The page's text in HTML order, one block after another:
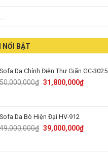
NỔI BẬT
Sofa Da Chỉnh Điện Thư Giãn GC-3025
50,000,000₫ Original
31,800,000₫Current
Sofa Da Bò Hiện Đại HV-912
49,000,000₫ Original
39,000,000₫Current